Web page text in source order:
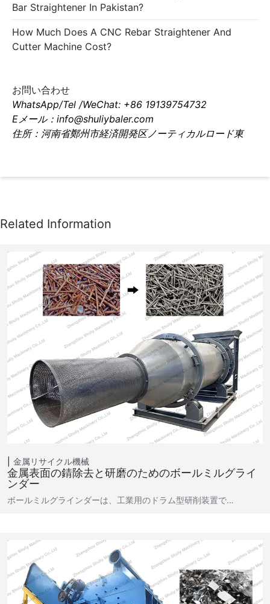
Bar Straightener In Pakistan?
How Much Does A CNC Rebar Straightener And
Cutter Machine Cost?
お問い合わせ
WhatsApp/Tel /WeChat: +86 19139754732
Eメール：info@shuliybaler.com
住所：河南省鄭州市経済開発区ノーティカルロード東
金属リサイクル機械
金属表面の錆除去と研磨のためのボールミルグライ
ンダー
ボールミルグラインダーは、工業用のドラム型研削装置で…